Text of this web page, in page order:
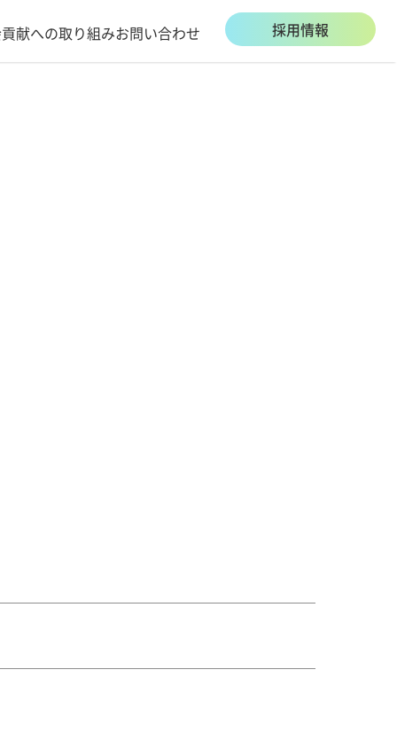
献への取り組みお問い合わせ 採用情報